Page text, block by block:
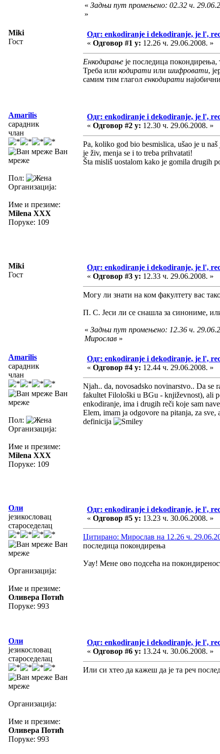
« Задњи пут промењено: 02.32 ч.
»
Miki
Гост
Одг: enkodiranje i dekodiranje, je l',
« Одговор #1 у: 12.26 ч. 29.06.2008. »
Енкодирање је последица покондирења,
Треба или кодирати или шифровати,
самим тим глагол енкодирати
Amarilis
сарадник
члан
Ван
мреже
Пол:
Организација:
Име и презиме:
Milena XXX
Поруке: 109
Одг: enkodiranje i dekodiranje, je l',
« Одговор #2 у: 12.30 ч. 29.06.2008. »
Pa, koliko god bio besmislica, ušao je u
je živ, menja se i to treba prihvatati!
Šta misliš uostalom kako je gomila drugih
Miki
Гост
Одг: enkodiranje i dekodiranje, je l',
« Одговор #3 у: 12.33 ч. 29.06.2008. »
Могу ли знати на ком факултету вас
П. С. Јеси ли се снашла за синониме,
« Задњи пут промењено: 12.36 ч.
Мирослав »
Amarilis
сарадник
члан
Ван
мреже
Пол:
Организација:
Име и презиме:
Milena XXX
Поруке: 109
Одг: enkodiranje i dekodiranje, je l',
« Одговор #4 у: 12.44 ч. 29.06.2008. »
Njah.. da, novosadsko novinarstvo.. Da se
fakultet Filološki u BGu - književnost), ali
enkodiranje, ima i drugih reči koje sam
Elem, imam ja odgovore na pitanja, za
definicija
Оли
језикословац
староседелац
Ван
мреже
Организација:
Име и презиме:
Оливера Потић
Поруке: 993
Одг: enkodiranje i dekodiranje, je l',
« Одговор #5 у: 13.23 ч. 30.06.2008. »
Цитирано: Мирослав на 12.26 ч.
последица покондирења
Уау! Мене ово подсећа на
Оли
језикословац
староседелац
Ван
мреже
Организација:
Име и презиме:
Оливера Потић
Поруке: 993
Одг: enkodiranje i dekodiranje, je l',
« Одговор #6 у: 13.24 ч. 30.06.2008. »
Или си хтео да кажеш да је та реч